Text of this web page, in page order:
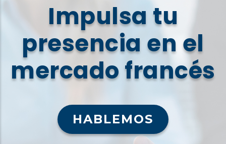
Impulsa tu
presencia en el
mercado francés
HABLEMOS